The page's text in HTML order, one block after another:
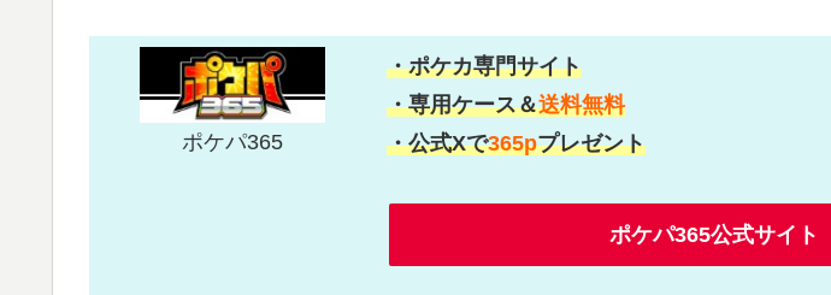
ポケパ365
・ポケカ専門サイト
・専用ケース＆送料無料
・公式Xで365pプレゼント
ポケパ365公式サイト